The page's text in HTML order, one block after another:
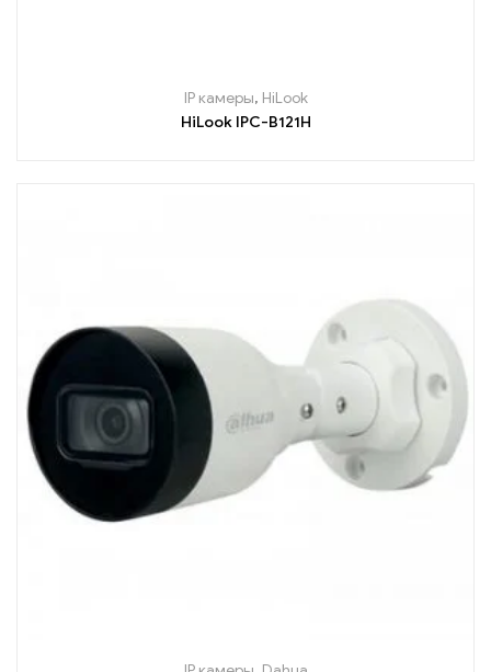
IP камеры, HiLook
HiLook IPC-B121H